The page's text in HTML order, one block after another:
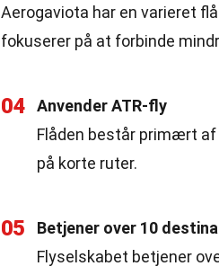
Aerogaviota har en varieret
fokuserer på at forbinde
04
Anvender ATR-fly
Flåden består primært af
på korte ruter.
05
Betjener over 10
Flyselskabet betjener